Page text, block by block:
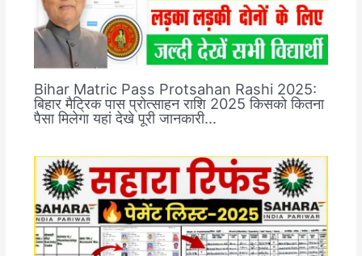
Bihar Matric Pass Protsahan Rashi 2025:
बिहार मैट्रिक पास प्रोत्साहन राशि 2025 किसको कितना
पैसा मिलेगा यहां देखे पूरी जानकारी…